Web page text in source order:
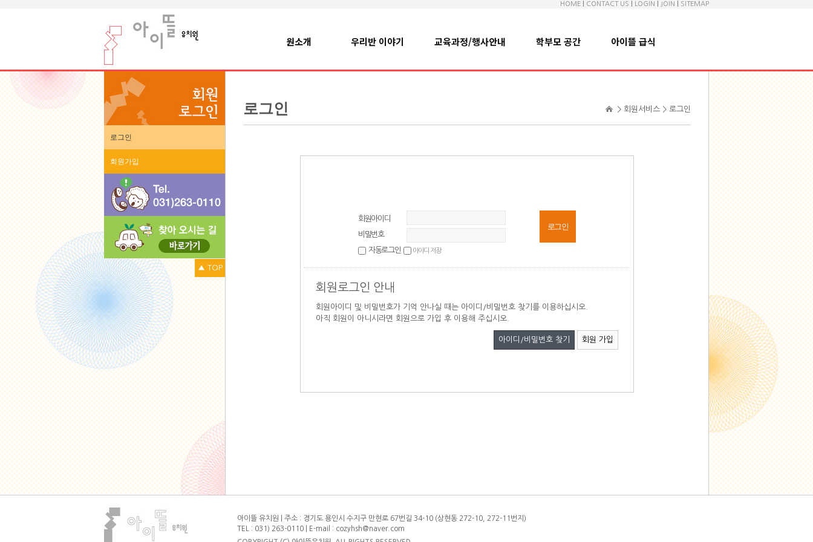
HOME CONTACT US LOGIN JOIN SITEMAP
원소개 우리반 이야기 교육과정/행사안내 학부모 공간 아이뜰 급식
로그인
회원가입
▲ TOP
로그인 > 회원서비스 > 로그인
회원아이디
비밀번호
자동로그인 아이디 저장
회원로그인 안내
회원아이디 및 비밀번호가 기억 안나실 때는 아이디/비밀번호 찾기를 이용하십시오.
아직 회원이 아니시라면 회원으로 가입 후 이용해 주십시오.
아이디/비밀번호 찾기 회원 가입
아이뜰 유치원 | 주소 : 경기도 용인시 수지구 만현로 67번길 34-10 (상현동 272-10, 272-11번지)
TEL : 031) 263-0110 | E-mail : cozyhsh@naver.com